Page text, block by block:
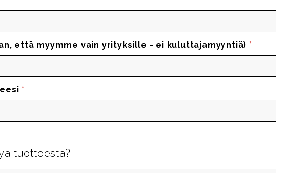
että myymme vain yrityksille - ei kuluttajamyyntiä) *
*
tuotteesta?